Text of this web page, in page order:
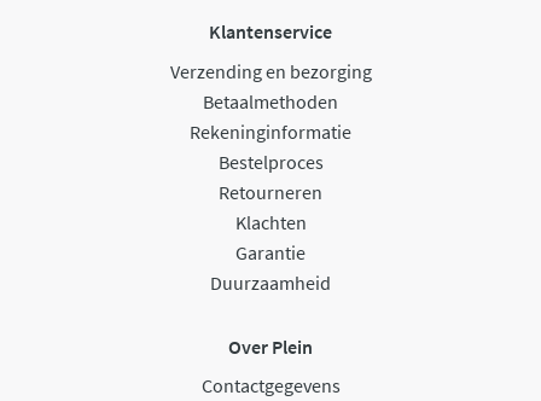
Klantenservice
Verzending en bezorging
Betaalmethoden
Rekeninginformatie
Bestelproces
Retourneren
Klachten
Garantie
Duurzaamheid
Over Plein
Contactgegevens